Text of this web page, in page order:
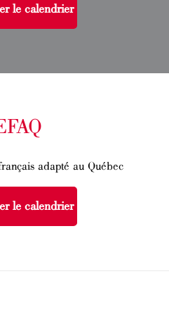
le calendrier
adapté au Québec
le calendrier